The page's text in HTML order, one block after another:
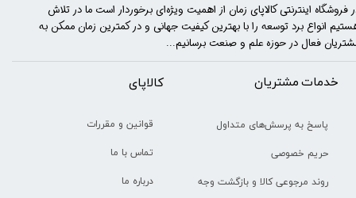
خدمات مشتریان
پاسخ به پرسش‌های متداول
حریم خصوصی
روند مرجوعی کالا و بازگشت وجه
​​کالاپای
قوانین و مقررات
تماس با ما
درباره ما
فروشگاه اینترنتی کالاپای زمان از اهمیت ویژه‌ای برخوردار است ما در تلاش
انواع برد توسعه را با​​​ بهترین کیفیت جهانی و در کمترین زمان ممکن به
فعال در حوزه علم و صنعت برسانیم...